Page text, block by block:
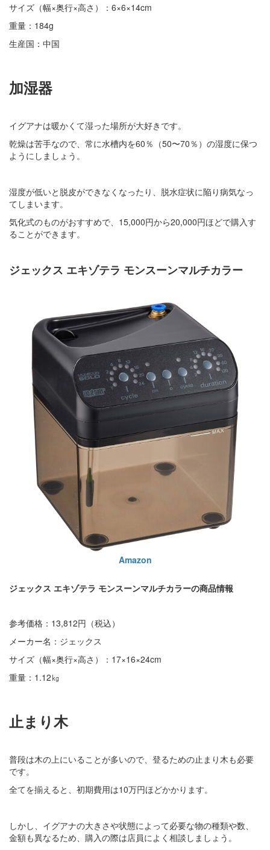
サイズ（幅×奥行×高さ）：6×6×14cm
重量：184g
生産国：中国
加湿器
イグアナは暖かくて湿った場所が大好きです。
乾燥は苦手なので、常に水槽内を60％（50〜70％）の湿度に保つ
ようにしましょう。
湿度が低いと脱皮ができなくなったり、脱水症状に陥り病気なっ
てしまいます。
気化式のものがおすすめで、15,000円から20,000円ほどで購入す
ることができます。
ジェックス エキゾテラ モンスーンマルチカラー
Amazon
ジェックス エキゾテラ モンスーンマルチカラーの商品情報
参考価格：13,812円（税込）
メーカー名：ジェックス
サイズ（幅×奥行×高さ）：17×16×24cm
重量：1.12㎏
止まり木
普段は木の上にいることが多いので、登るための止まり木も必要
です。
全てを揃えると、初期費用は10万円ほどかかります。
しかし、イグアナの大きさや状態によって必要な物の種類や数、
金額も異なるため、購入の際は店員によく相談しましょう。